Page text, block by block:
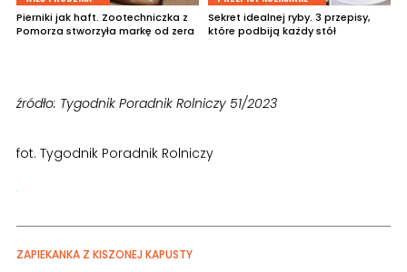
Pierniki jak haft. Zootechniczka z
Pomorza stworzyła markę od zera
Sekret idealnej ryby. 3 przepisy,
które podbiją każdy stół
źródło: Tygodnik Poradnik Rolniczy 51/2023
fot. Tygodnik Poradnik Rolniczy
ZAPIEKANKA Z KISZONEJ KAPUSTY